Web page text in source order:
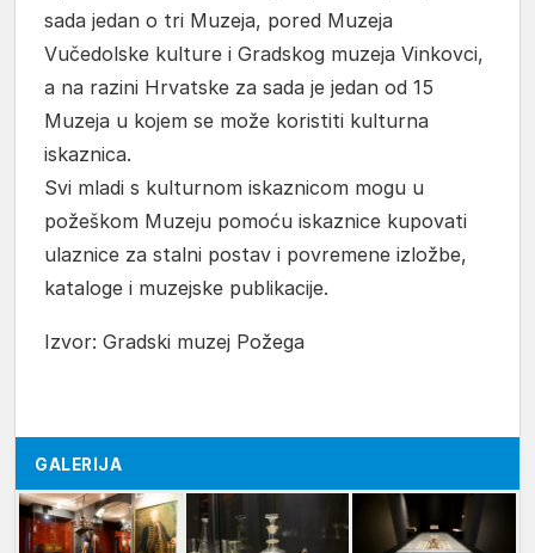
sada jedan o tri Muzeja, pored Muzeja
Vučedolske kulture i Gradskog muzeja Vinkovci,
a na razini Hrvatske za sada je jedan od 15
Muzeja u kojem se može koristiti kulturna
iskaznica.
Svi mladi s kulturnom iskaznicom mogu u
požeškom Muzeju pomoću iskaznice kupovati
ulaznice za stalni postav i povremene izložbe,
kataloge i muzejske publikacije.
Izvor: Gradski muzej Požega
GALERIJA